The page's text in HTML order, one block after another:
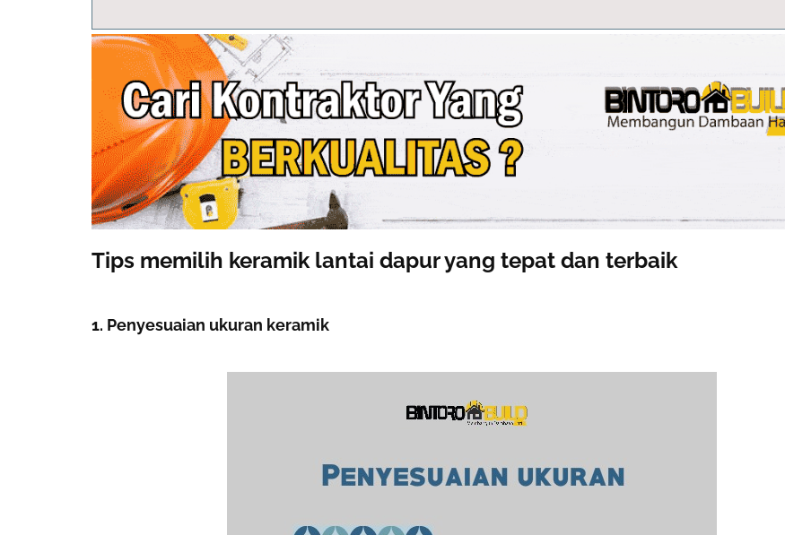
Tips memilih keramik lantai dapur yang tepat dan terbaik
1. Penyesuaian ukuran keramik